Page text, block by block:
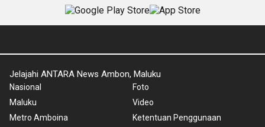
Jelajahi ANTARA News Ambon, Maluku
Nasional
Maluku
Metro Amboina
Foto
Video
Ketentuan Penggunaan